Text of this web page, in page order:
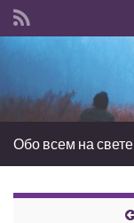
Обо всем на свете